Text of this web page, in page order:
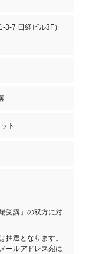
3-7 日経ビル3F）
ト
受講」の双方に対
選となります。
ールアドレス宛に